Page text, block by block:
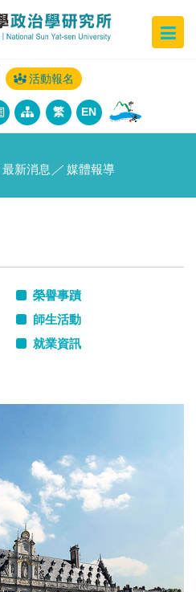
活動報名
繁 EN
最新消息 ／ 媒體報導
榮譽事蹟
師生活動
就業資訊